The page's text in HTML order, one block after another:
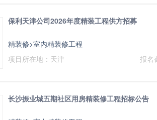
保利天津公司2026年度精装工程供方招募
精装修>室内精装修工程
项目所在地：天津
报名
长沙振业城五期社区用房精装修工程招标公告